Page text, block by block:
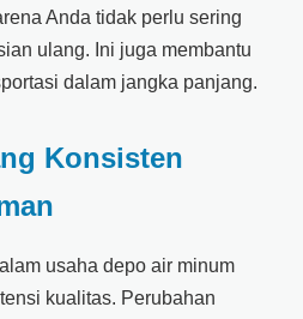
Anda tidak perlu sering
ulang. Ini juga membantu
dalam jangka panjang.
Konsisten
usaha depo air minum
kualitas. Perubahan